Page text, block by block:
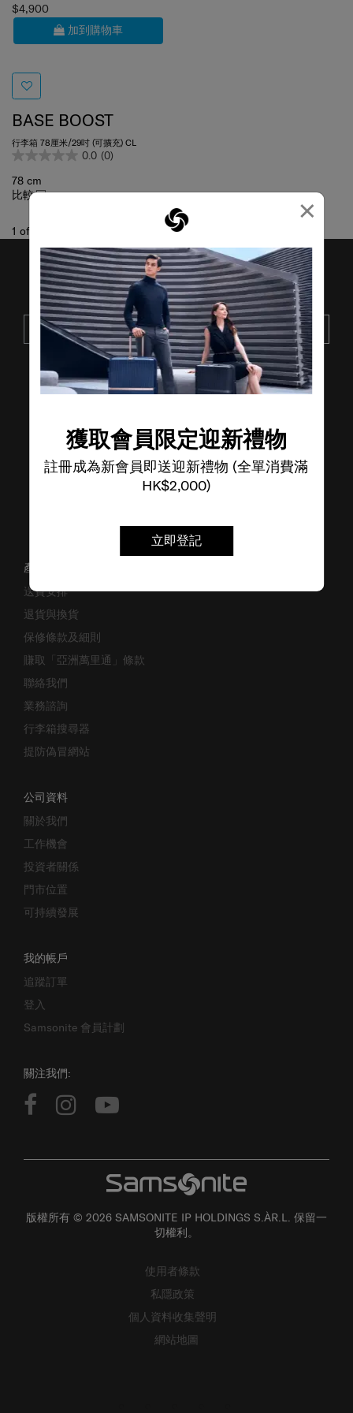
×
獲取會員限定迎新禮物
註冊成為新會員即送迎新禮物 (全單消費滿
HK$2,000)
立即登記
$4,900
加到購物車
BASE BOOST
行李箱 78厘米/29吋 (可擴充) CL
0.0 (0)
78 cm
比較
1 of
接收SAMSONITE的最新消息
提交
了解其他品牌
產品支援/常見問題
送貨安排
退貨與換貨
保修條款及細則
賺取「亞洲萬里通」條款
聯絡我們
業務諮詢
行李箱搜尋器
提防偽冒網站
公司資料
關於我們
工作機會
投資者關係
門市位置
可持續發展
我的帳戶
追蹤訂單
登入
Samsonite 會員計劃
關注我們:
版權所有 © 2026 SAMSONITE IP HOLDINGS S.ÀR.L. 保留一
切權利。
使用者條款
私隱政策
個人資料收集聲明
網站地圖